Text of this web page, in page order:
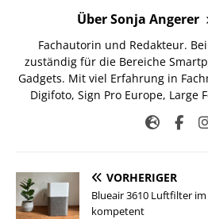
Über Sonja Angerer
Fachautorin und Redakteur.
zuständig für die Bereiche
Gadgets. Mit viel Erfahrung in
Digifoto, Sign Pro Europe, Large
VORHERIGER
Blueair 3610 Luftfilter
kompetent